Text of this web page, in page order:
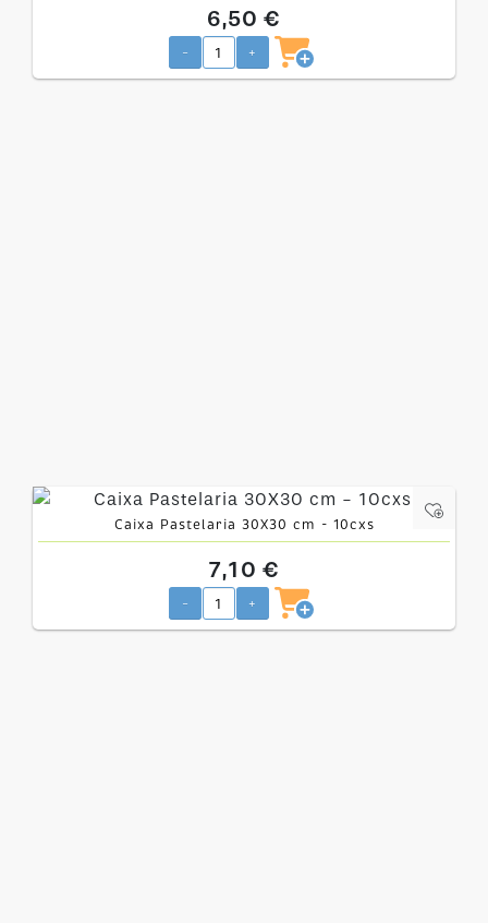
6,50 €
- +
Caixa Pastelaria 30X30 cm - 10cxs
7,10 €
- +